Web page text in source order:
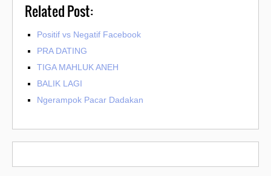
Related Post:
Positif vs Negatif Facebook
PRA DATING
TIGA MAHLUK ANEH
BALIK LAGI
Ngerampok Pacar Dadakan